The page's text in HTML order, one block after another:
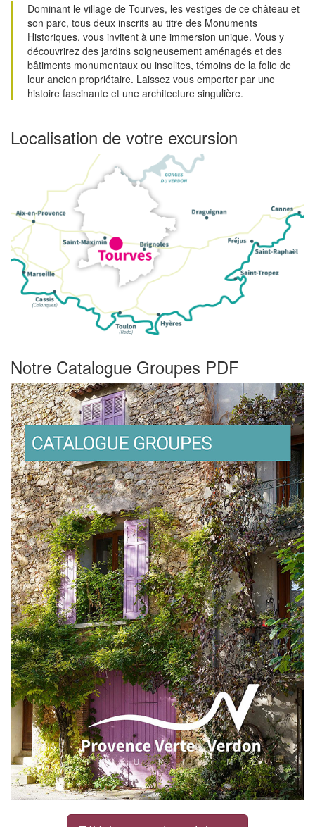
Dominant le village de Tourves, les vestiges de ce château et
son parc, tous deux inscrits au titre des Monuments
Historiques, vous invitent à une immersion unique. Vous y
découvrirez des jardins soigneusement aménagés et des
bâtiments monumentaux ou insolites, témoins de la folie de
leur ancien propriétaire. Laissez vous emporter par une
histoire fascinante et une architecture singulière.
Localisation de votre excursion
Notre Catalogue Groupes PDF